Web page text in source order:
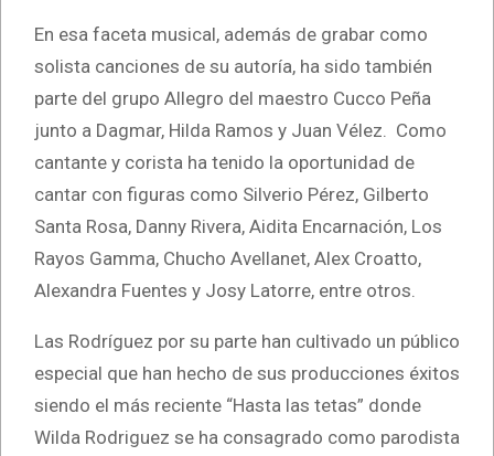
En esa faceta musical, además de grabar como
solista canciones de su autoría, ha sido también
parte del grupo Allegro del maestro Cucco Peña
junto a Dagmar, Hilda Ramos y Juan Vélez. Como
cantante y corista ha tenido la oportunidad de
cantar con figuras como Silverio Pérez, Gilberto
Santa Rosa, Danny Rivera, Aidita Encarnación, Los
Rayos Gamma, Chucho Avellanet, Alex Croatto,
Alexandra Fuentes y Josy Latorre, entre otros.
Las Rodríguez por su parte han cultivado un público
especial que han hecho de sus producciones éxitos
siendo el más reciente “Hasta las tetas” donde
Wilda Rodriguez se ha consagrado como parodista